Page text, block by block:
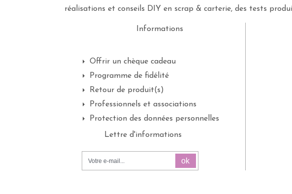
réalisations et conseils DIY en scrap & carterie, des tests
Informations
Offrir un chèque cadeau
Programme de fidélité
Retour de produit(s)
Professionnels et associations
Protection des données personnelles
Lettre d'informations
ok